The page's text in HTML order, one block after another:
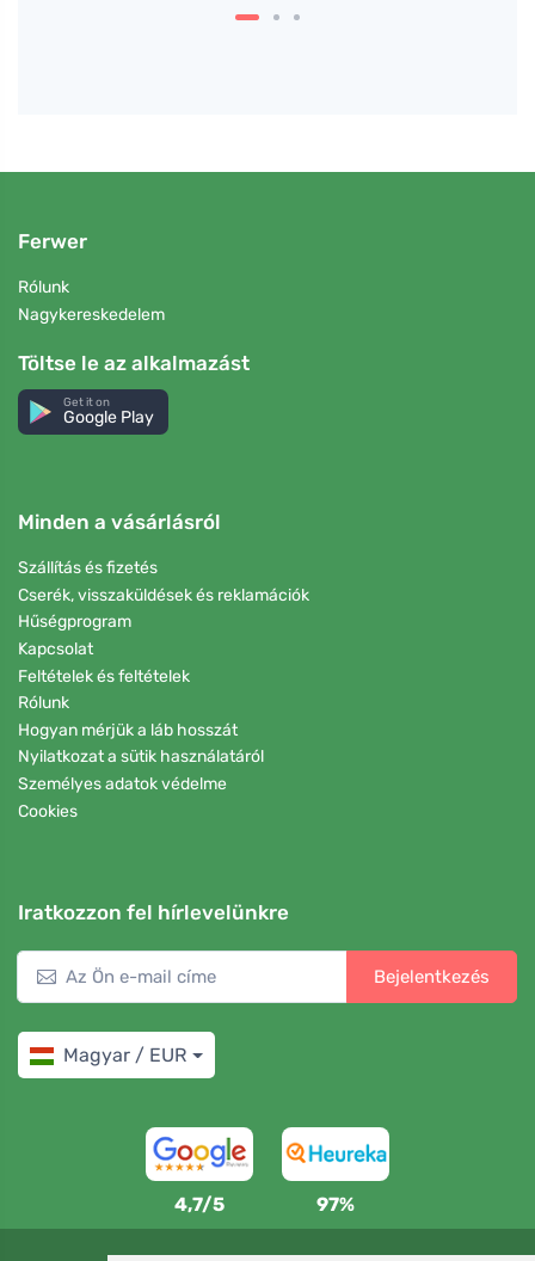
Ferwer
Rólunk
Nagykereskedelem
Töltse le az alkalmazást
Get it on
Google Play
Minden a vásárlásról
Szállítás és fizetés
Cserék, visszaküldések és reklamációk
Hűségprogram
Kapcsolat
Feltételek és feltételek
Rólunk
Hogyan mérjük a láb hosszát
Nyilatkozat a sütik használatáról
Személyes adatok védelme
Cookies
Iratkozzon fel hírlevelünkre
Bejelentkezés
Magyar / EUR
4,7/5 97%